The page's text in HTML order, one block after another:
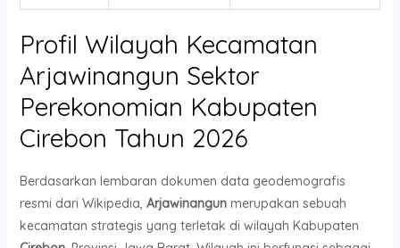
Profil Wilayah Kecamatan
Arjawinangun Sektor
Perekonomian Kabupaten
Cirebon Tahun 2026
Berdasarkan lembaran dokumen data geodemografis
resmi dari Wikipedia, Arjawinangunmerupakan sebuah
kecamatan strategis yang terletak di wilayah Kabupaten